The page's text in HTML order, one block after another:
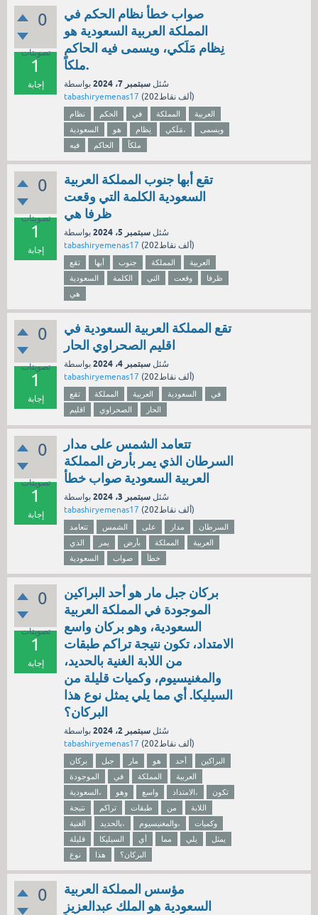
0
تصويتات
1
إجابة
صواب خطأ نظام الحكم في
المملكة العربية السعودية هو
نِظام مَلَكي، ويسمى فيه الحاكم
ملكاً.
سُئل سبتمبر 7، 2024
بواسطة
tabashiryemenas17 ( 202ألف نقاط)
نظام الحكم في المملكة
العربية
السعودية
هو نِظام مَلَكي،
ويسمى
فيه
الحاكم ملكاً
0
تصويتات
1
إجابة
تقع أبها جنوب المملكة العربية
السعودية الكلمة التي وقعت
ظرفا هي
سُئل سبتمبر 5، 2024
بواسطة
tabashiryemenas17 ( 202ألف نقاط)
تقع أبها جنوب المملكة
العربية
السعودية
الكلمة التي وقعت
ظرفا
هي
0
تصويتات
1
إجابة
تقع المملكة العربية السعودية في
اقليم الصحراوي الحار
سُئل سبتمبر 4، 2024
بواسطة
tabashiryemenas17 ( 202ألف نقاط)
تقع المملكة العربية السعودية
في
اقليم
الصحراوي الحار
0
تصويتات
1
إجابة
تتعامد الشمس على مدار
السرطان الذي يمر بأرض المملكة
العربية السعودية صواب خطأ
سُئل سبتمبر 3، 2024
بواسطة
tabashiryemenas17 ( 202ألف نقاط)
تتعامد الشمس على مدار
السرطان
الذي
يمر بأرض المملكة
العربية
السعودية
صواب خطأ
0
تصويتات
1
إجابة
بركان جبل مار هو أحد البراكين
الموجودة في المملكة العربية
السعودية، وهو بركان واسع
الامتداد، تكون نتيجة تراكم طبقات
من اللابة الغنية بالحديد،
والمغنيسيوم، وكميات قليلة من
السيليكا. أي مما يلي يمثل نوع هذا
البركان؟
سُئل سبتمبر 2، 2024
بواسطة
tabashiryemenas17 ( 202ألف نقاط)
بركان جبل مار هو أحد
البراكين
الموجودة
في المملكة
العربية
السعودية،
وهو واسع الامتداد،
تكون
نتيجة
تراكم طبقات من
اللابة
الغنية
بالحديد، والمغنيسيوم،
وكميات
قليلة
السيليكا أي مما يلي
يمثل
نوع
هذا البركان؟
0
مؤسس المملكة العربية
السعودية هو الملك عبدالعزيز